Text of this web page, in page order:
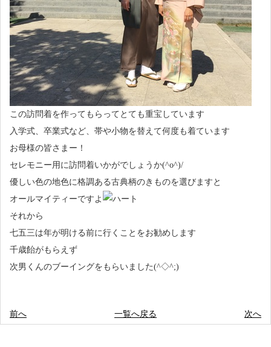
この訪問着を作ってもらってとても重宝しています
入学式、卒業式など、帯や小物を替えて何度も着ています
お母様の皆さまー！
セレモニー用に訪問着いかがでしょうか(^o^)/
優しい色の地色に格調ある古典柄のきものを選びますと
オールマイティーですよ
それから
七五三は年が明ける前に行くことをお勧めします
千歳飴がもらえず
次男くんのブーイングをもらいました(^◇^;)
前へ 一覧へ戻る 次へ